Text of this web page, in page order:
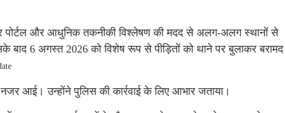
पोर्टल और आधुनिक तकनीकी विश्लेषण की मदद से अलग-अलग स्थानों से
बाद 6 अगस्त 2026 को विशेष रूप से पीड़ितों को थाने पर बुलाकर बरामद
आई। उन्होंने पुलिस की कार्रवाई के लिए आभार जताया।